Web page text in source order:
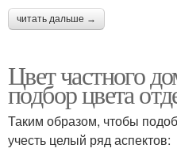
читать дальше →
Цвет частного
подбор цвета
Таким образом, чтобы
учесть целый ряд аспектов: